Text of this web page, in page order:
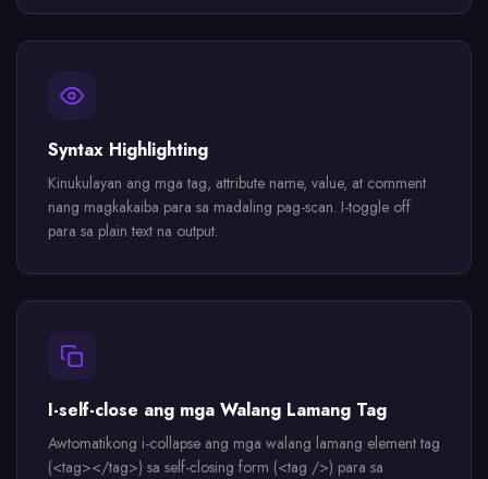
Syntax Highlighting
Kinukulayan ang mga tag, attribute name, value, at comment
nang magkakaiba para sa madaling pag-scan. I-toggle off
para sa plain text na output.
I-self-close ang mga Walang Lamang Tag
Awtomatikong i-collapse ang mga walang lamang element tag
(<tag></tag>) sa self-closing form (<tag />) para sa